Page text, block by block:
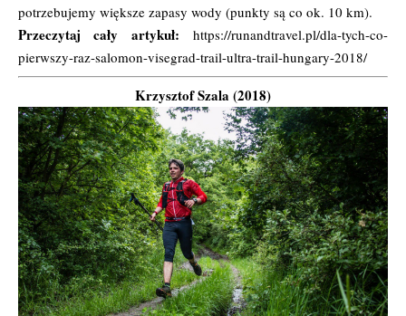
potrzebujemy większe zapasy wody (punkty są co ok. 10 km).
Przeczytaj cały artykuł:
https://runandtravel.pl/dla-tych-co-
pierwszy-raz-salomon-visegrad-trail-ultra-trail-hungary-2018/
Krzysztof Szala (2018)